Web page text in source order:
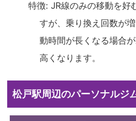
特徴: JR線のみの移動を好
すが、乗り換え回数が
動時間が長くなる場合
高くなります。
松戸駅周辺のパーソナルジ